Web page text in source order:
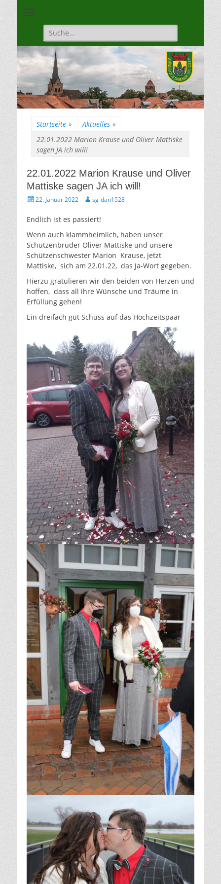
1528
Suche
für:
Startseite » Aktuelles »
22.01.2022 Marion Krause und Oliver Mattiske
sagen JA ich will!
22.01.2022 Marion Krause und Oliver
Mattiske sagen JA ich will!
Gepostet
22. Januar 2022 Autorsg-dan1528
Endlich ist es passiert!
Wenn auch klammheimlich, haben unser
Schützenbruder Oliver Mattiske und unsere
Schützenschwester Marion Krause, jetzt
Mattiske, sich am 22.01.22, das Ja-Wort gegeben.
Hierzu gratulieren wir den beiden von Herzen und
hoffen, dass all ihre Wünsche und Träume in
Erfüllung gehen!
Ein dreifach gut Schuss auf das Hochzeitspaar